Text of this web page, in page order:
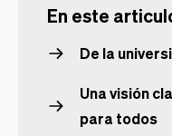
En este
De la
Una visión
para todos